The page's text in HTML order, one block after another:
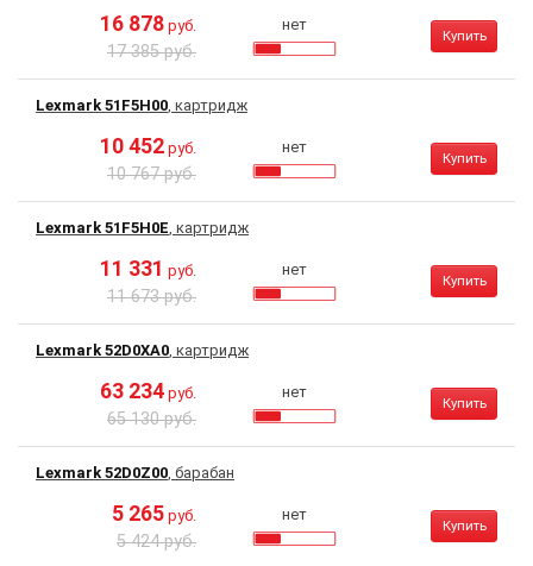
16 878 руб.
17 385 руб.
нет
Купить
Lexmark 51F5H00, картридж
10 452 руб.
10 767 руб.
нет
Купить
Lexmark 51F5H0E, картридж
11 331 руб.
11 673 руб.
нет
Купить
Lexmark 52D0XA0, картридж
63 234 руб.
65 130 руб.
нет
Купить
Lexmark 52D0Z00, барабан
5 265 руб.
5 424 руб.
нет
Купить